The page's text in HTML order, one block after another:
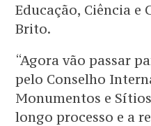
Educação, Ciência e
Brito.
“Agora vão passar
pelo Conselho
Monumentos e
longo processo e a